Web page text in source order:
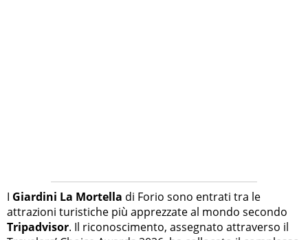
I Giardini La Mortella di Forio sono entrati tra le
attrazioni turistiche più apprezzate al mondo secondo
Tripadvisor. Il riconoscimento, assegnato attraverso il